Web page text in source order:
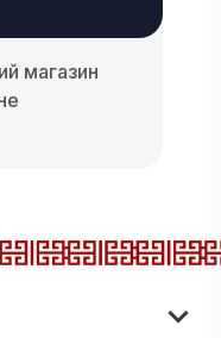
магазин